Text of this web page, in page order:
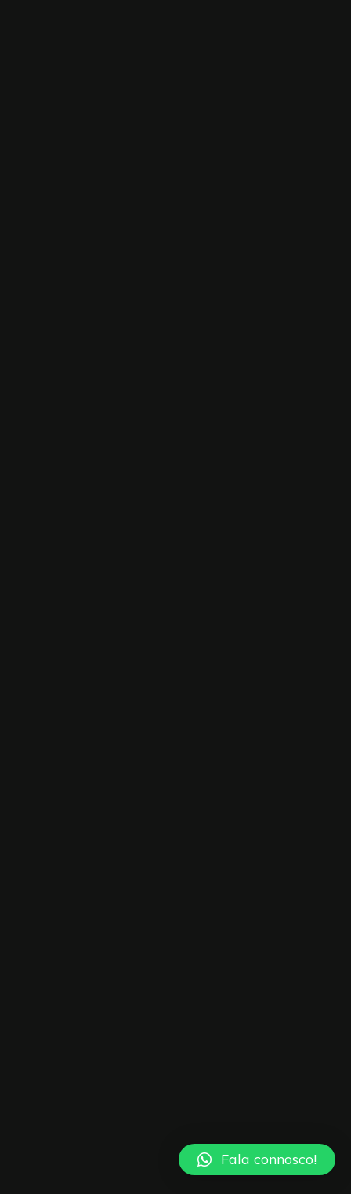
Fala connosco!